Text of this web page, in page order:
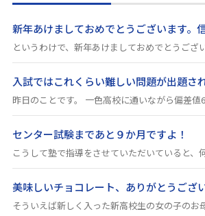
新年あけましておめでとうございます。
というわけで、新年あけましておめでとうござ
入試ではこれくらい難しい問題が出題さ
昨日のことです。 一色高校に通いながら偏差値
センター試験まであと９か月ですよ！
こうして塾で指導をさせていただいていると、
美味しいチョコレート、ありがとうござ
そういえば新しく入った新高校生の女の子のお